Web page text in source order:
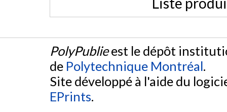
PolyPublieest le dépôt
de Polytechnique Montréal.
Site développé à l'aide du
EPrints.